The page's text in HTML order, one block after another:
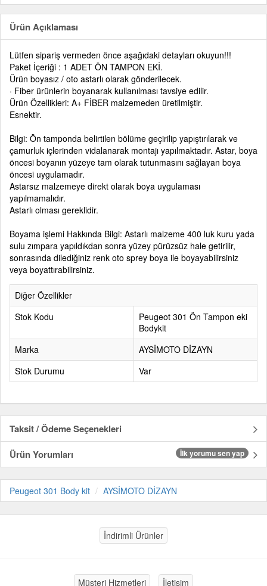
Ürün Açıklaması
Lütfen sipariş vermeden önce aşağıdaki detayları okuyun!!!
Paket İçeriği : 1 ADET ÖN TAMPON EKİ.
Ürün boyasız / oto astarlı olarak gönderilecek.
· Fiber ürünlerin boyanarak kullanılması tavsiye edilir.
Ürün Özellikleri: A+ FİBER malzemeden üretilmiştir.
Esnektir.
Bilgi: Ön tamponda belirtilen bölüme geçirilip yapıştırılarak ve
çamurluk içlerinden vidalanarak montajı yapılmaktadır. Astar, boya
öncesi boyanın yüzeye tam olarak tutunmasını sağlayan boya
öncesi uygulamadır.
Astarsız malzemeye direkt olarak boya uygulaması
yapılmamalıdır.
Astarlı olması gereklidir.
Boyama işlemi Hakkında Bilgi: Astarlı malzeme 400 luk kuru yada
sulu zımpara yapıldıkdan sonra yüzey pürüzsüz hale getirilir,
sonrasında dilediğiniz renk oto sprey boya ile boyayabilirsiniz
veya boyattırabilirsiniz.
Diğer Özellikler
Stok Kodu
Peugeot 301 Ön Tampon eki
Bodykit
Marka
AYSİMOTO DİZAYN
Stok Durumu
Var
Taksit / Ödeme Seçenekleri
Ürün Yorumları
İlk yorumu sen yap
Peugeot 301 Body kit AYSİMOTO DİZAYN
İndirimli Ürünler
Müşteri Hizmetleri İletişim